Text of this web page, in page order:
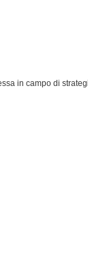
in campo di